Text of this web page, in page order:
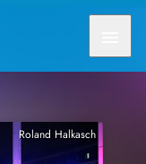
Roland Halkasch